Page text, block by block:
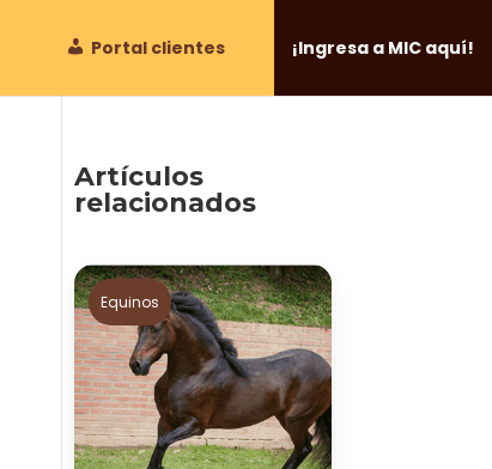
Portal clientes ¡Ingresa a MIC aquí!
Artículos
relacionados
Equinos